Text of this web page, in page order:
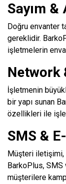
Sayım
Doğru envanter
gereklidir.
işletmelerin
Network
İşletmenin
bir yapı sunan
özellikleri ile
SMS &
Müşteri iletişimi,
BarkoPlus,
müşterilere